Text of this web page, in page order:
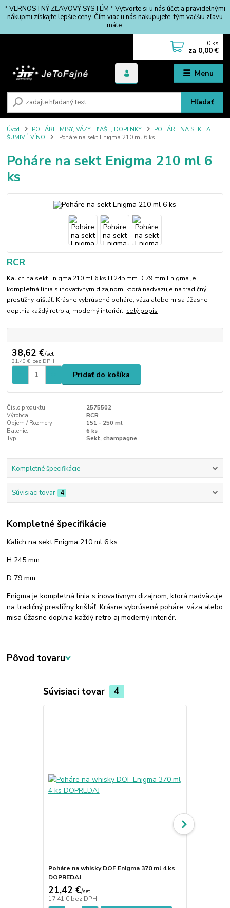
* VERNOSTNÝ ZĽAVOVÝ SYSTÉM * Vytvorte si u nás účet a pravidelnými
nákupmi získajte lepšie ceny. Čím viac u nás nakupujete, tým väčšiu zľavu
máte.
Menu
Hľadať
0 ks
za 0,00 €
Úvod POHÁRE, MISY, VÁZY, FĽAŠE, DOPLNKY
POHÁRE NA SEKT A
ŠUMIVÉ VÍNO
Poháre na sekt Enigma 210 ml 6 ks
Poháre na sekt Enigma 210 ml 6
ks
RCR
Kalich na sekt Enigma 210 ml 6 ks H 245 mm D 79 mm Enigma je
kompletná línia s inovatívnym dizajnom, ktorá nadväzuje na tradičný
prestížny krištáľ. Krásne vybrúsené poháre, váza alebo misa úžasne
doplnia každý retro aj moderný interiér. celý popis
38,62 €/set
31,40 € bez DPH
Pridať do košíka
Číslo produktu:
2575502
Výrobca:
RCR
Objem / Rozmery:
151 - 250 ml
Balenie:
6 ks
Typ:
Sekt, champagne
Kompletné špecifikácie
Súvisiaci tovar 4
Kompletné špecifikácie
Kalich na sekt Enigma 210 ml 6 ks
H 245 mm
D 79 mm
Enigma je kompletná línia s inovatívnym dizajnom, ktorá nadväzuje
na tradičný prestížny krištáľ. Krásne vybrúsené poháre, váza alebo
misa úžasne doplnia každý retro aj moderný interiér.
Pôvod tovaru
Súvisiaci tovar 4
Poháre na whisky DOF Enigma 370 ml 4 ks
DOPREDAJ
21,42 €/set
17,41 € bez DPH